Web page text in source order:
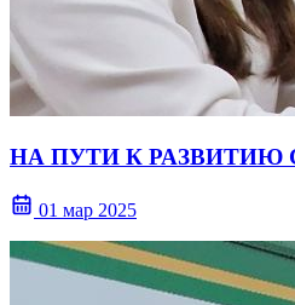
НА ПУТИ К РАЗВИТИЮ
01 мар 2025